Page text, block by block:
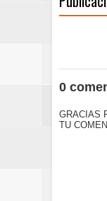
0
GRACIAS
TU